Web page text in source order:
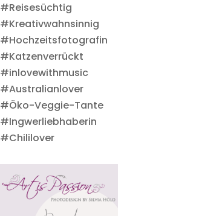
#Reisesüchtig
#Kreativwahnsinnig
#Hochzeitsfotografin
#Katzenverrückt
#inlovewithmusic
#Australianlover
#Öko-Veggie-Tante
#Ingwerliebhaberin
#Chililover